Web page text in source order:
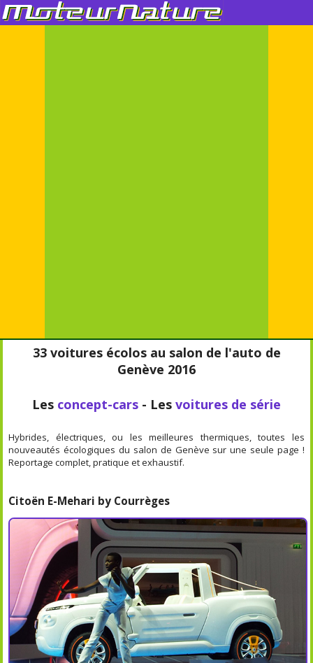
33 voitures écolos au salon de l'auto de
Genève 2016
Les concept-cars - Les voitures de série
Hybrides, électriques, ou les meilleures thermiques, toutes les
nouveautés écologiques du salon de Genève sur une seule page !
Reportage complet, pratique et exhaustif.
Citoën E-Mehari by Courrèges